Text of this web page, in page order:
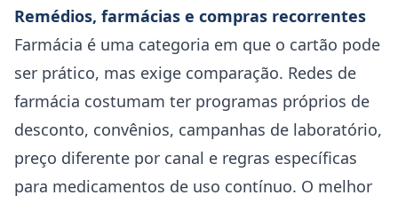
Remédios, farmácias e compras recorrentes
Farmácia é uma categoria em que o cartão pode
ser prático, mas exige comparação. Redes de
farmácia costumam ter programas próprios de
desconto, convênios, campanhas de laboratório,
preço diferente por canal e regras específicas
para medicamentos de uso contínuo. O melhor